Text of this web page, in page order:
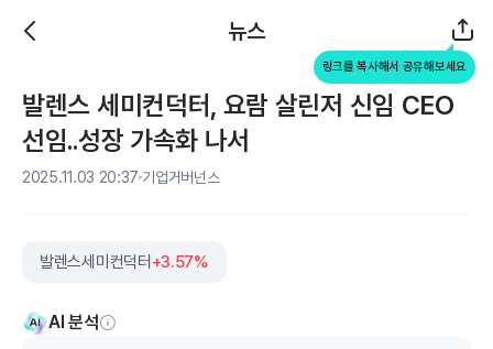
뉴스
링크를 복사해서 공유해보세요
발렌스 세미컨덕터, 요람 살린저 신임 CEO
선임..성장 가속화 나서
2025.11.03 20:37 기업거버넌스
발렌스세미컨덕터 +3.57%
AI 분석